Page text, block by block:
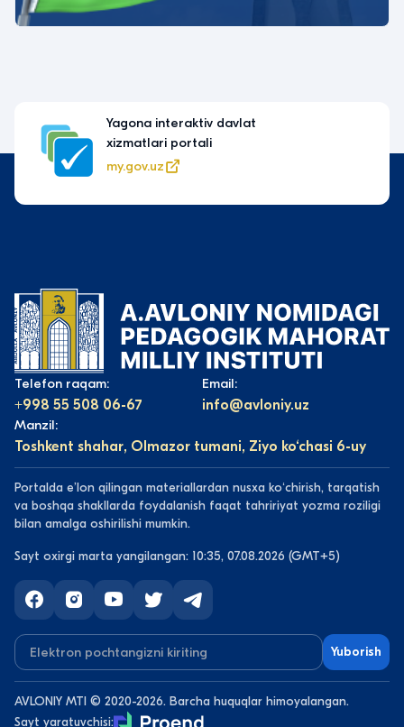
Yagona interaktiv davlat
xizmatlari portali
my.gov.uz
Telefon raqam:
+998 55 508 06-67
Email:
info@avloniy.uz
Manzil:
Toshkent shahar, Olmazor tumani, Ziyo ko‘chasi 6-uy
Portalda eʼlon qilingan materiallardan nusxa koʻchirish, tarqatish
va boshqa shakllarda foydalanish faqat tahririyat yozma roziligi
bilan amalga oshirilishi mumkin.
Sayt oxirgi marta yangilangan: 10:35, 07.08.2026 (GMT+5)
Yuborish
AVLONIY MTI © 2020-2026. Barcha huquqlar himoyalangan.
Sayt yaratuvchisi: